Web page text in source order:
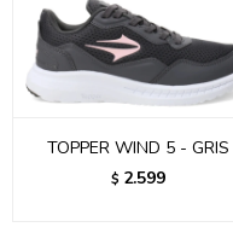
TOPPER WIND 5 - GRIS
$ 2.599